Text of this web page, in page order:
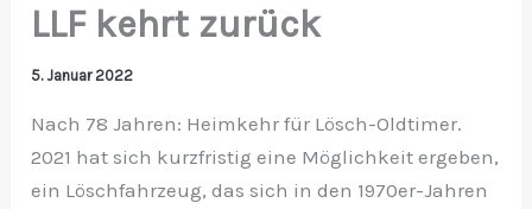
LLF kehrt zurück
5. Januar 2022
Nach 78 Jahren: Heimkehr für Lösch-Oldtimer.
2021 hat sich kurzfristig eine Möglichkeit ergeben,
ein Löschfahrzeug, das sich in den 1970er-Jahren